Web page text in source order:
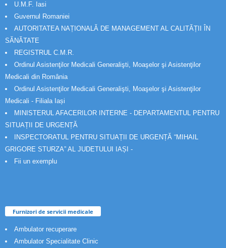
U.M.F. Iasi
Guvernul Romaniei
AUTORITATEA NAȚIONALĂ DE MANAGEMENT AL CALITĂȚII ÎN
SĂNĂTATE
REGISTRUL C.M.R.
Ordinul Asistenţilor Medicali Generalişti, Moaşelor şi Asistenţilor
Medicali din România
Ordinul Asistenţilor Medicali Generalişti, Moaşelor şi Asistenţilor
Medicali - Filiala Iași
MINISTERUL AFACERILOR INTERNE - DEPARTAMENTUL PENTRU
SITUAȚII DE URGENȚĂ
INSPECTORATUL PENTRU SITUAȚII DE URGENȚĂ “MIHAIL
GRIGORE STURZA” AL JUDETULUI IAȘI -
Fii un exemplu
Furnizori de servicii medicale
Ambulator recuperare
Ambulator Specialitate Clinic